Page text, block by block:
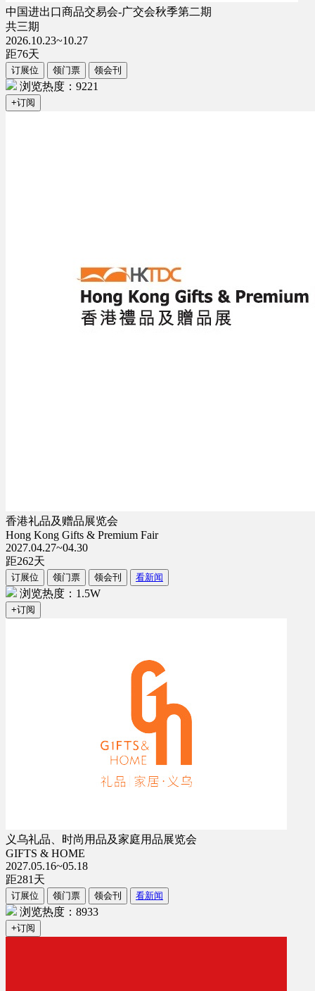
中国进出口商品交易会-广交会秋季第二期
共三期
2026.10.23~10.27
距76天
订展位 领门票 领会刊
浏览热度：9221
+订阅
香港礼品及赠品展览会
Hong Kong Gifts & Premium Fair
2027.04.27~04.30
距262天
订展位 领门票 领会刊 看新闻
浏览热度：1.5W
+订阅
义乌礼品、时尚用品及家庭用品展览会
GIFTS & HOME
2027.05.16~05.18
距281 天
订展位 领门票 领会刊 看新闻
浏览热度：8933
+订阅